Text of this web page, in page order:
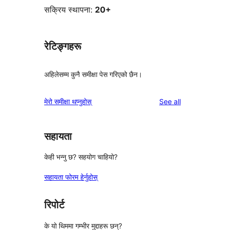
सक्रिय स्थापना: 20+
रेटिङ्गहरू
अहिलेसम्म कुनै समीक्षा पेस गरिएको छैन।
मेरो समीक्षा थप्नुहोस् See allreviews
सहायता
केही भन्नु छ? सहयोग चाहियो?
सहायता फोरम हेर्नुहोस्
रिपोर्ट
के यो थिममा गम्भीर मुद्दाहरू छन्?